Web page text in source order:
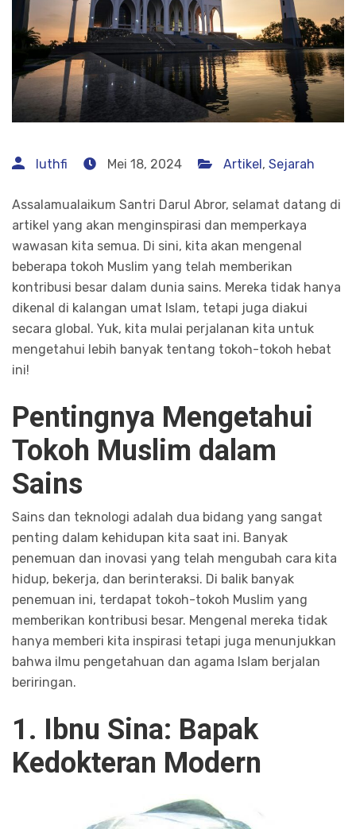
luthfi Mei 18, 2024 Artikel , Sejarah
Assalamualaikum Santri Darul Abror, selamat datang di
artikel yang akan menginspirasi dan memperkaya
wawasan kita semua. Di sini, kita akan mengenal
beberapa tokoh Muslim yang telah memberikan
kontribusi besar dalam dunia sains. Mereka tidak hanya
dikenal di kalangan umat Islam, tetapi juga diakui
secara global. Yuk, kita mulai perjalanan kita untuk
mengetahui lebih banyak tentang tokoh-tokoh hebat
ini!
Pentingnya Mengetahui
Tokoh Muslim dalam
Sains
Sains dan teknologi adalah dua bidang yang sangat
penting dalam kehidupan kita saat ini. Banyak
penemuan dan inovasi yang telah mengubah cara kita
hidup, bekerja, dan berinteraksi. Di balik banyak
penemuan ini, terdapat tokoh-tokoh Muslim yang
memberikan kontribusi besar. Mengenal mereka tidak
hanya memberi kita inspirasi tetapi juga menunjukkan
bahwa ilmu pengetahuan dan agama Islam berjalan
beriringan.
1. Ibnu Sina: Bapak
Kedokteran Modern